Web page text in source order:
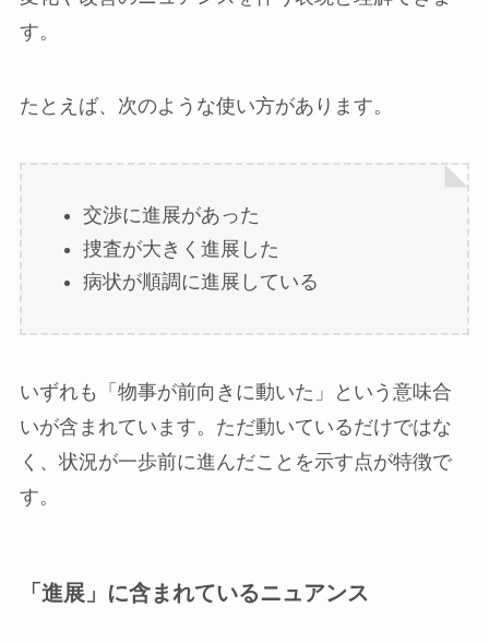
す。
たとえば、次のような使い方があります。
交渉に進展があった
捜査が大きく進展した
病状が順調に進展している
いずれも「物事が前向きに動いた」という意味合
いが含まれています。ただ動いているだけではな
く、状況が一歩前に進んだことを示す点が特徴で
す。
「進展」に含まれているニュアンス